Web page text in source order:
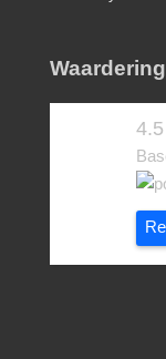
Waardering
4.5